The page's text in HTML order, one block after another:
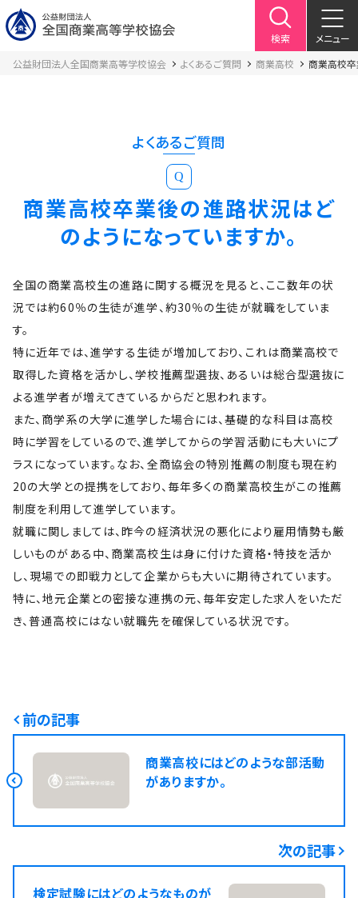
検索
メニュー
公益財団法人全国商業高等学校協会
よくあるご質問 商業高校 商業高校卒
よくあるご質問
Q
商業高校卒業後の進路状況はど
のようになっていますか。
全国の商業高校生の進路に関する概況を見ると、ここ数年の状
況では約60％の生徒が進学、約30％の生徒が就職をしていま
す。
特に近年では、進学する生徒が増加しており、これは商業高校で
取得した資格を活かし、学校推薦型選抜、あるいは総合型選抜に
よる進学者が増えてきているからだと思われます。
また、商学系の大学に進学した場合には、基礎的な科目は高校
時に学習をしているので、進学してからの学習活動にも大いにプ
ラスになっています。なお、全商協会の特別推薦の制度も現在約
20の大学との提携をしており、毎年多くの商業高校生がこの推薦
制度を利用して進学しています。
就職に関しましては、昨今の経済状況の悪化により雇用情勢も厳
しいものがある中、商業高校生は身に付けた資格・特技を活か
し、現場での即戦力として企業からも大いに期待されています。
特に、地元企業との密接な連携の元、毎年安定した求人をいただ
き、普通高校にはない就職先を確保している状況です。
前の記事
商業高校にはどのような部活動
がありますか。
次の記事
検定試験にはどのようなものが